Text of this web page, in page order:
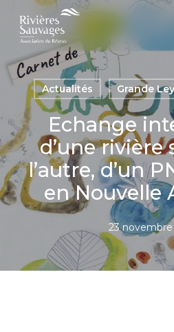
Panneau de gestion des
Passer
contenu
principal
Actualités Grande
Echange
d’une rivière
l’autre, d’un
en Nouvelle
23 novembre